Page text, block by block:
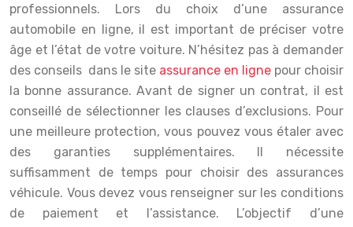
professionnels. Lors du choix d’une assurance
automobile en ligne, il est important de préciser votre
âge et l’état de votre voiture. N’hésitez pas à demander
des conseils dans le site assurance en ligne pour choisir
la bonne assurance. Avant de signer un contrat, il est
conseillé de sélectionner les clauses d’exclusions. Pour
une meilleure protection, vous pouvez vous étaler avec
des garanties supplémentaires. Il nécessite
suffisamment de temps pour choisir des assurances
véhicule. Vous devez vous renseigner sur les conditions
de paiement et l’assistance. L’objectif d’une